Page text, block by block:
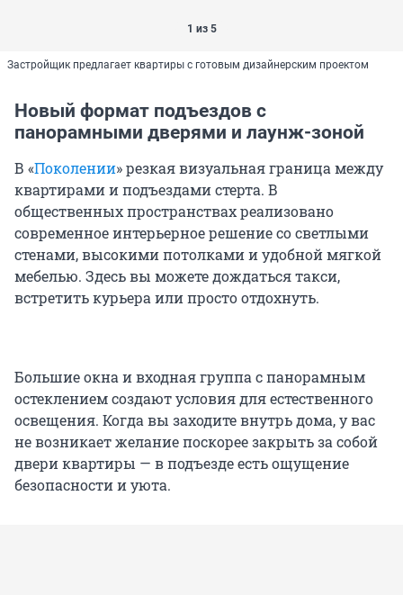
1 из 5
Застройщик предлагает квартиры с готовым дизайнерским проектом
Новый формат подъездов с
панорамными дверями и лаунж-зоной
В «Поколении» резкая визуальная граница между
квартирами и подъездами стерта. В
общественных пространствах реализовано
современное интерьерное решение со светлыми
стенами, высокими потолками и удобной мягкой
мебелью. Здесь вы можете дождаться такси,
встретить курьера или просто отдохнуть.
Большие окна и входная группа с панорамным
остеклением создают условия для естественного
освещения. Когда вы заходите внутрь дома, у вас
не возникает желание поскорее закрыть за собой
двери квартиры — в подъезде есть ощущение
безопасности и уюта.